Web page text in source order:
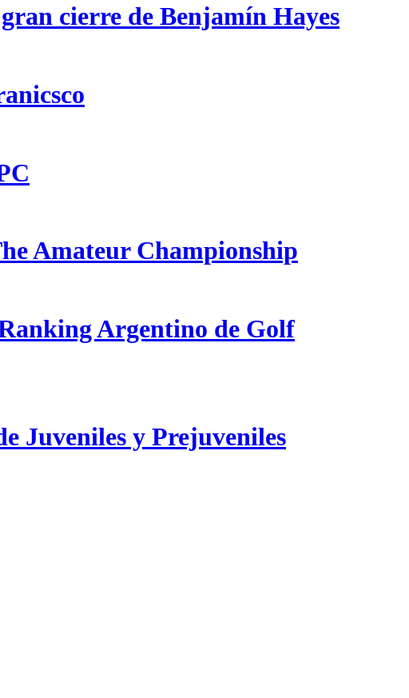
cierre de Benjamín Hayes
Amateur Championship
Argentino de Golf
Juveniles y Prejuveniles